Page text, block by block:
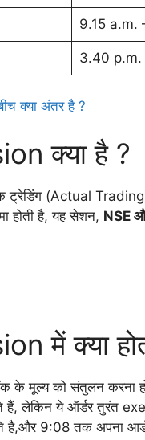
9.15 a.m.
3.40 p.m.
क्या अंतर है ?
क्या है ?
ट्रेडिंग (Actual
होती है, यह सेशन, NSE
में क्या
के मूल्य को संतुलन करना
लेकिन ये ऑर्डर तुरंत
9:08 तक अपना